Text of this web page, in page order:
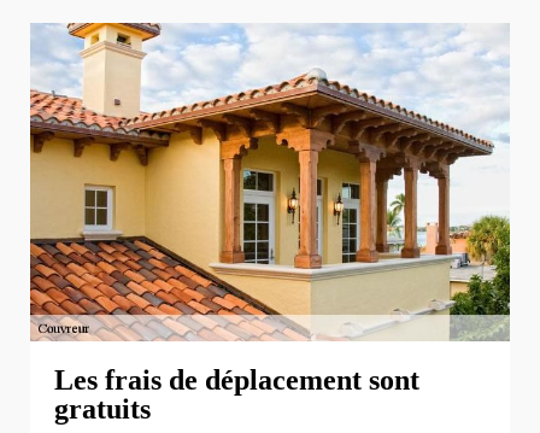
Les frais de déplacement sont
gratuits